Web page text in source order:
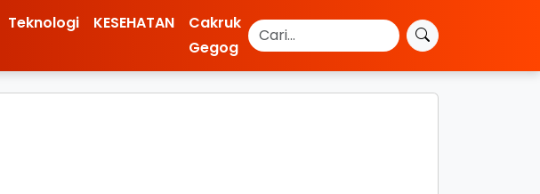
Teknologi KESEHATAN
Cakruk
Gegog